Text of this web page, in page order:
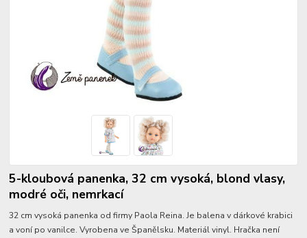
5-kloubová panenka, 32 cm vysoká, blond vlasy,
modré oči, nemrkací
32 cm vysoká panenka od firmy Paola Reina. Je balena v dárkové krabici
a voní po vanilce. Vyrobena ve Španělsku. Materiál vinyl. Hračka není